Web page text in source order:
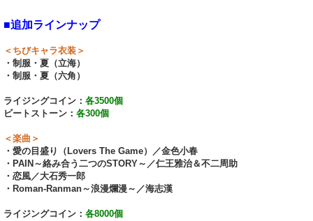
■追加ラインナップ
＜ちびキャラ衣装＞
・制服・夏（立海）
・制服・夏（六角）
ライジングコイン： 各3500個
ビートストーン： 各300個
＜楽曲＞
・愛の目盛り（Lovers The Game）／金色小春
・PAIN～絡み合う二つのSTORY～／仁王雅治＆不二周助
・恋風／大石秀一郎
・Roman-Ranman～浪漫爛漫～／海志漢
ライジングコイン： 各8000個